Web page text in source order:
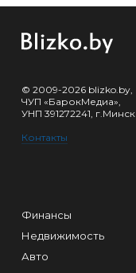
© 2009-2026 blizko.by,
ЧУП «БарокМедиа»,
УНП 391272241, г.Минск
Контакты
Финансы
Недвижимость
Авто